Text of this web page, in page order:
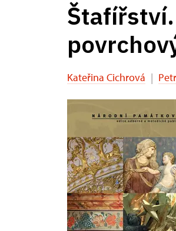
Kateřina Cichrová |